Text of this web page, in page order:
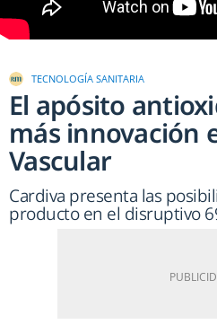
TECNOLOGÍA SANITARIA
El apósito
más innovación
Vascular
Cardiva presenta las
producto en el disruptivo